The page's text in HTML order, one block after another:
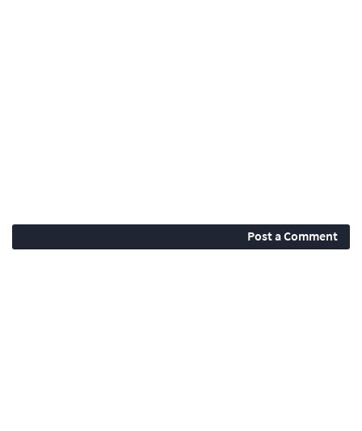
Post a Comment